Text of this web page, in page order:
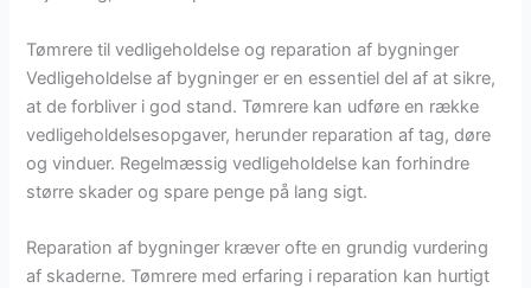
Tømrere til vedligeholdelse og reparation af bygninger
Vedligeholdelse af bygninger er en essentiel del af at sikre,
at de forbliver i god stand. Tømrere kan udføre en række
vedligeholdelsesopgaver, herunder reparation af tag, døre
og vinduer. Regelmæssig vedligeholdelse kan forhindre
større skader og spare penge på lang sigt.
Reparation af bygninger kræver ofte en grundig vurdering
af skaderne. Tømrere med erfaring i reparation kan hurtigt